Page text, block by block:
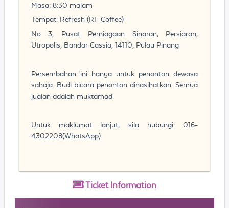
Masa: 8:30 malam
Tempat: Refresh (RF Coffee)
No 3, Pusat Perniagaan Sinaran, Persiaran,
Utropolis, Bandar Cassia, 14110, Pulau Pinang
Persembahan ini hanya untuk penonton dewasa
sahaja. Budi bicara penonton dinasihatkan. Semua
jualan adalah muktamad.
Untuk maklumat lanjut, sila hubungi: 016-
4302208(WhatsApp)
Ticket Information